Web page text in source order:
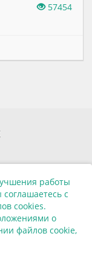
57454
работы
с
cookies.
о
файлов cookie,
1